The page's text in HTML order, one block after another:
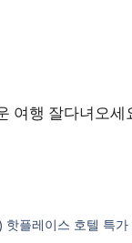
여행 잘다녀오세
핫플레이스 호텔 특